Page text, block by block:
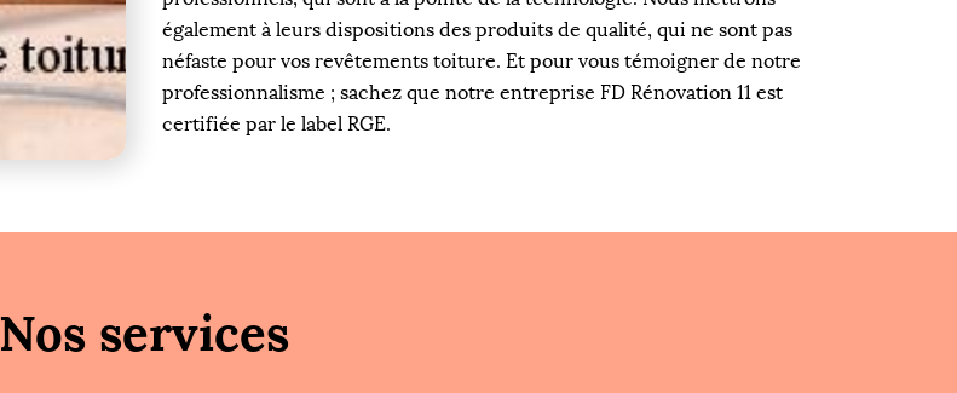
également à leurs dispositions des produits de qualité, qui ne sont pas
néfaste pour vos revêtements toiture. Et pour vous témoigner de notre
professionnalisme ; sachez que notre entreprise FD Rénovation 11 est
certifiée par le label RGE.
Nos services